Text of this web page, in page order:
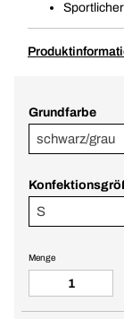
Grundfarbe
schwarz/grau
S
Menge